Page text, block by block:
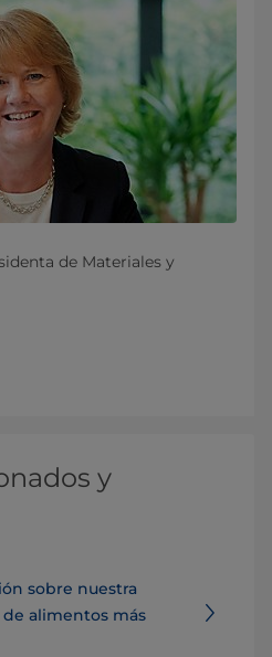
de Materiales y
y
sobre nuestra
de alimentos más